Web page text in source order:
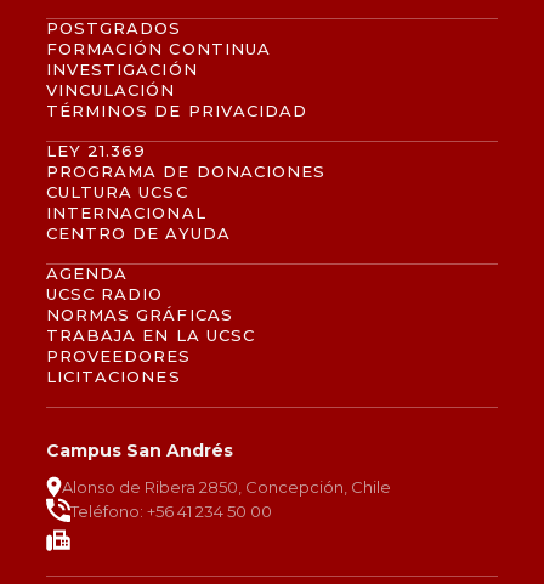
POSTGRADOS
FORMACIÓN CONTINUA
INVESTIGACIÓN
VINCULACIÓN
TÉRMINOS DE PRIVACIDAD
LEY 21.369
PROGRAMA DE DONACIONES
CULTURA UCSC
INTERNACIONAL
CENTRO DE AYUDA
AGENDA
UCSC RADIO
NORMAS GRÁFICAS
TRABAJA EN LA UCSC
PROVEEDORES
LICITACIONES
Campus San Andrés
Alonso de Ribera 2850, Concepción, Chile
Teléfono: +56 41 234 50 00